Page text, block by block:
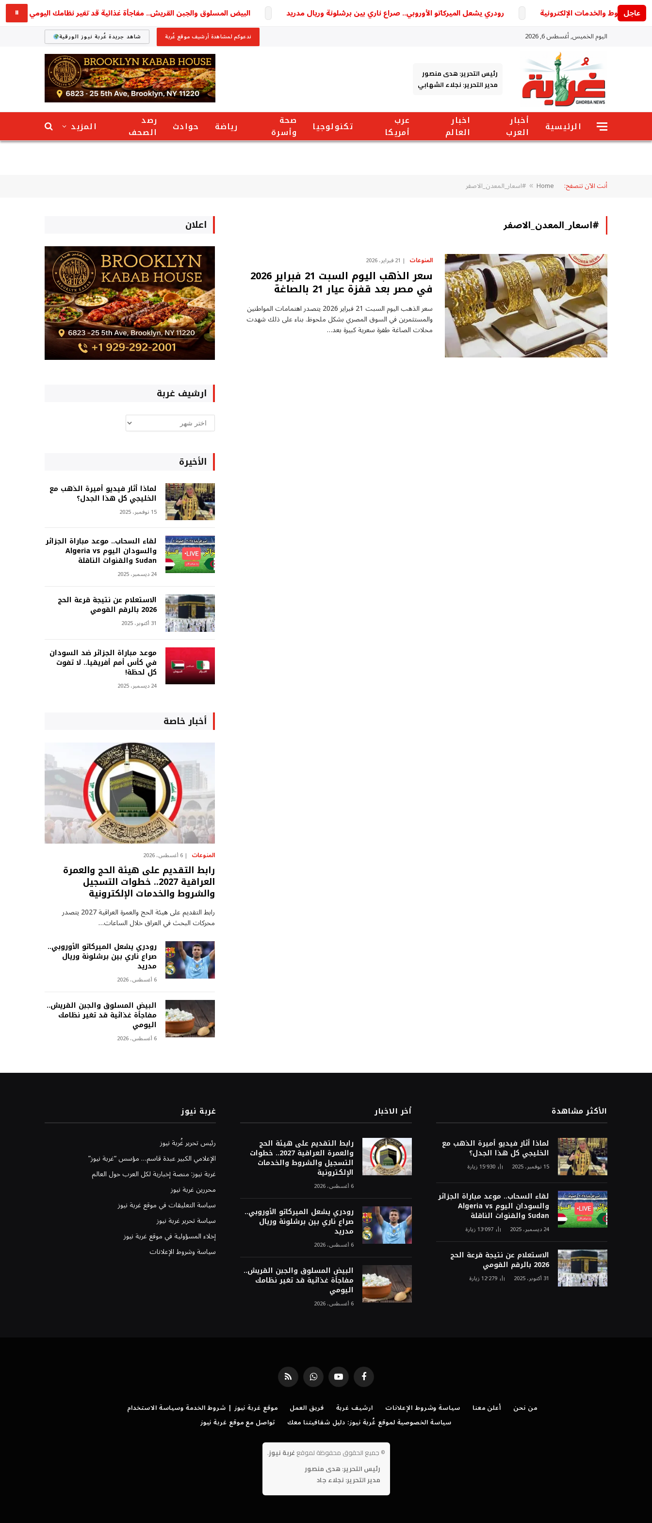
عاجل رودري يشعل الميركاتو الأوروبي.. صراع ناري بين برشلونة وريال مدريد البيض المسلوق والجبن القريش.. مفاجأة غذائية قد تغير نظامك اليومي ⏸
اليوم الخميس, أغسطس 6, 2026 ندعوكم لمشاهدة أرشيف موقع غُربة شاهد جريدة غُربة نيوز الورقية
رئيس التحرير: هدى منصور
مدير التحرير: نجلاء الشهابي
الرئيسية
أخبار
العرب
اخبار
العالم
عرب
أمريكا
تكنولوجيا
صحة
وأسرة
رياضة حوادث
رصد
الصحف
المزيد
أنت الآن تتصفح: Home
» #اسعار_المعدن_الاصفر
#اسعار_المعدن_الاصفر
المنوعات 21 فبراير، 2026
سعر الذهب اليوم السبت 21 فبراير 2026
في مصر بعد قفزة عيار 21 بالصاغة
سعر الذهب اليوم السبت 21 فبراير 2026 يتصدر اهتمامات المواطنين
والمستثمرين في السوق المصري بشكل ملحوظ. بناء على ذلك شهدت
محلات الصاغة طفرة سعرية كبيرة بعد…
اعلان
ارشيف غربة
ارشيف
غربة
الأخيرة
لماذا أثار فيديو أميرة الذهب مع
الخليجي كل هذا الجدل؟
15 نوفمبر، 2025
لقاء السحاب.. موعد مباراة الجزائر
والسودان اليوم Algeria vs
Sudan والقنوات الناقلة
24 ديسمبر، 2025
الاستعلام عن نتيجة قرعة الحج
2026 بالرقم القومي
31 أكتوبر، 2025
موعد مباراة الجزائر ضد السودان
في كأس أمم أفريقيا.. لا تفوت
كل لحظة!
24 ديسمبر، 2025
أخبار خاصة
المنوعات 6 أغسطس، 2026
رابط التقديم على هيئة الحج والعمرة
العراقية 2027.. خطوات التسجيل
والشروط والخدمات الإلكترونية
رابط التقديم على هيئة الحج والعمرة العراقية 2027 يتصدر
محركات البحث في العراق خلال الساعات…
رودري يشعل الميركاتو الأوروبي..
صراع ناري بين برشلونة وريال
مدريد
6 أغسطس، 2026
البيض المسلوق والجبن القريش..
مفاجأة غذائية قد تغير نظامك
اليومي
6 أغسطس، 2026
الأكثر مشاهدة
لماذا أثار فيديو أميرة الذهب مع
الخليجي كل هذا الجدل؟
15 نوفمبر، 2025 15٬930 زيارة
لقاء السحاب.. موعد مباراة الجزائر
والسودان اليوم Algeria vs
Sudan والقنوات الناقلة
24 ديسمبر، 2025 13٬097 زيارة
الاستعلام عن نتيجة قرعة الحج
2026 بالرقم القومي
31 أكتوبر، 2025 12٬279 زيارة
أخر الاخبار
رابط التقديم على هيئة الحج
والعمرة العراقية 2027.. خطوات
التسجيل والشروط والخدمات
الإلكترونية
6 أغسطس، 2026
رودري يشعل الميركاتو الأوروبي..
صراع ناري بين برشلونة وريال
مدريد
6 أغسطس، 2026
البيض المسلوق والجبن القريش..
مفاجأة غذائية قد تغير نظامك
اليومي
6 أغسطس، 2026
غربة نيوز
رئيس تحرير غُربة نيوز
الإعلامي الكبير عبدة قاسم… مؤسس “غربة نيوز”
غربة نيوز: منصة إخبارية لكل العرب حول العالم
محررين غربة نيوز
سياسة التعليقات في موقع غربة نيوز
سياسة تحرير غربة نيوز
إخلاء المسؤولية في موقع غربة نيوز
سياسة وشروط الإعلانات
فيسبوك يوتيوب واتساب RSS
من نحن أعلن معنا سياسة وشروط الإعلانات ارشيف غربة فريق العمل
موقع غربة نيوز | شروط الخدمة وسياسة الاستخدام
سياسة الخصوصية لموقع غُربة نيوز: دليل شفافيتنا معك
تواصل مع موقع غربة نيوز
© جميع الحقوق محفوظة لموقع غربة نيوز.
رئيس التحرير: هدى منصور
مدير التحرير: نجلاء جاد